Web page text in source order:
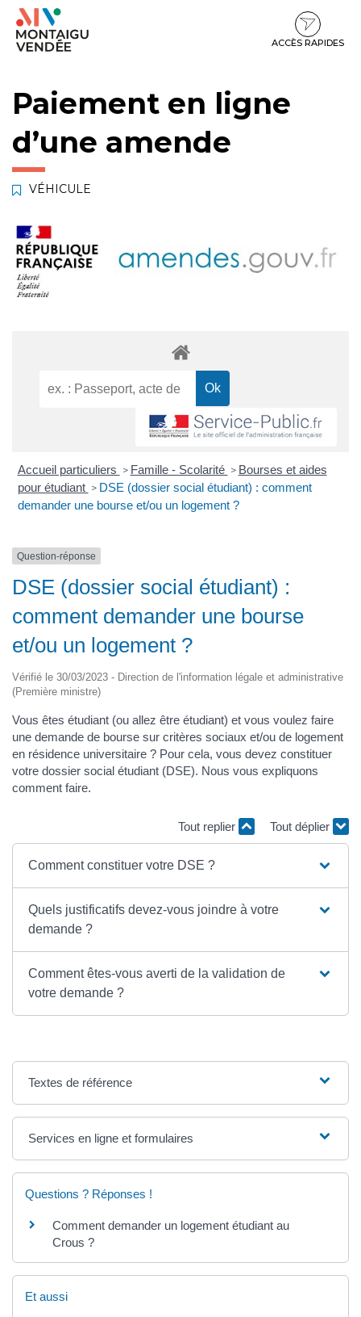
Gestion des traceurs
Aller
Aller
contenu
Aller
pied
ACCÈS RAPIDES
Paiement en ligne
d’une amende
VÉHICULE
Accueil particuliers > Famille - Scolarité > Bourses et aides
pour étudiant > DSE (dossier social étudiant) : comment
demander une bourse et/ou un logement ?
Question-réponse
DSE (dossier social étudiant) :
comment demander une bourse
et/ou un logement ?
Vérifié le 30/03/2023 - Direction de l'information légale et administrative
(Première ministre)
Vous êtes étudiant (ou allez être étudiant) et vous voulez faire
une demande de bourse sur critères sociaux et/ou de logement
en résidence universitaire ? Pour cela, vous devez constituer
votre dossier social étudiant (DSE). Nous vous expliquons
comment faire.
Tout replier Tout déplier
Comment constituer votre DSE ?
Quels justificatifs devez-vous joindre à votre
demande ?
Comment êtes-vous averti de la validation de
votre demande ?
Textes de référence
Services en ligne et formulaires
Questions ? Réponses !
Comment demander un logement étudiant au
Crous ?
Et aussi